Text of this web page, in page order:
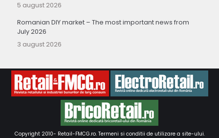
5 august 2026
Romanian DIY market – The most important news from
July 2026
3 august 2026
Copyright 2010- Retail-FMCG.ro. Termeni si conditii de utilizare a site-ului.